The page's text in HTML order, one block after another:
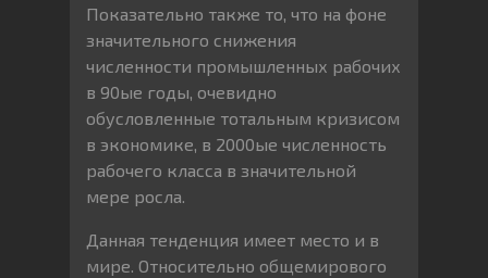
Показательно также то, что на фоне
значительного снижения
численности промышленных рабочих
в 90ые годы, очевидно
обусловленные тотальным кризисом
в экономике, в 2000ые численность
рабочего класса в значительной
мере росла.
Данная тенденция имеет место и в
мире. Относительно общемирового